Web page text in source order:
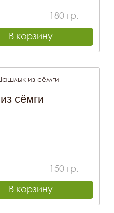
180 гр.
В корзину
сёмги
150 гр.
В корзину